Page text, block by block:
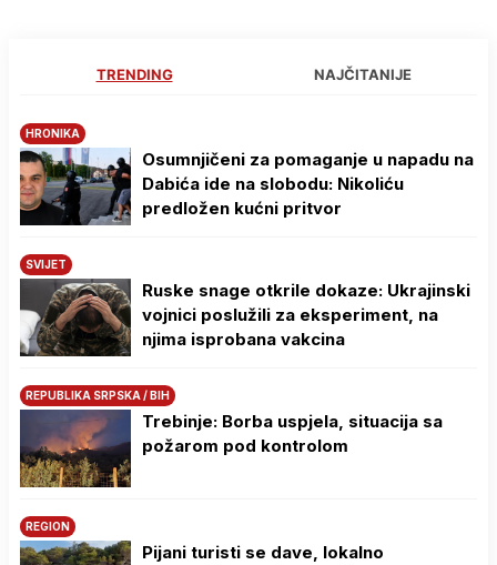
TRENDING NAJČITANIJE
HRONIKA
Osumnjičeni za pomaganje u napadu na
Dabića ide na slobodu: Nikoliću
predložen kućni pritvor
SVIJET
Ruske snage otkrile dokaze: Ukrajinski
vojnici poslužili za eksperiment, na
njima isprobana vakcina
REPUBLIKA SRPSKA / BIH
Trebinje: Borba uspjela, situacija sa
požarom pod kontrolom
REGION
Pijani turisti se dave, lokalno